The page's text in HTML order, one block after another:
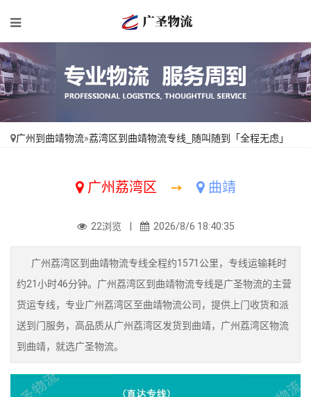
广州到曲靖物流»荔湾区到曲靖物流专线_随叫随到「全程无虑」
广州荔湾区 ➙ 曲靖
22浏览 | 2026/8/6 18:40:35
广州荔湾区到曲靖物流专线全程约1571公里，专线运输耗时
约21小时46分钟。广州荔湾区到曲靖物流专线是广圣物流的主营
货运专线，专业广州荔湾区至曲靖物流公司，提供上门收货和派
送到门服务，高品质从广州荔湾区发货到曲靖，广州荔湾区物流
到曲靖，就选广圣物流。